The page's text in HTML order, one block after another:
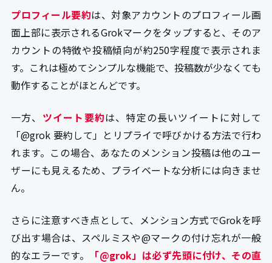
プロフィール要約は、対象アカウントのプロフィール画
面上部に表示されるGrokマークをタップすると、そのア
カウントの特徴や投稿傾向が約250字程度で表示されま
す。これは極めてシンプルな機能で、投稿数が少なくても
動作することがほとんどです。
一方、 ツイート要約は、特定の長いツイートに対して
「@grok 要約して」とリプライで呼びかける方法で行わ
れます。この場合、あなたのメンション投稿は他のユー
ザーにも見えるため、プライベートな分析には向きませ
ん。
さらに注意すべき点として、メンション方式でGrokを呼
び出す場合は、スペルミスや@マークの付け忘れが一般
的なエラーです。
「@grok」は必ず先頭に付け、その直